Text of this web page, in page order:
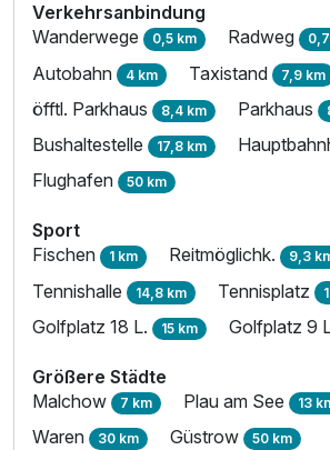
Verkehrsanbindung
Wanderwege 0,5 km Radweg
Autobahn 4 km Taxistand 7,9 km
öfftl. Parkhaus 8,4 km Parkhaus
Bushaltestelle 17,8 km
Flughafen 50 km
Sport
Fischen 1 km Reitmöglichk. 9,3
Tennishalle 14,8 km Tennisplatz
Golfplatz 18 L. 15 km Golfplatz 9
Größere Städte
Malchow 7 km Plau am See 13
Waren 30 km Güstrow 50 km